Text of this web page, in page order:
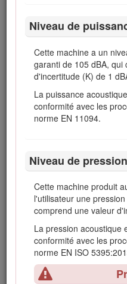
Niveau de
Cette machine a un
garanti de 105 dBA,
d'incertitude (K) de 1
La puissance
conformité avec les
norme EN 11094.
Niveau de
Cette machine produit
l'utilisateur une
comprend une valeur
La pression acoustique
conformité avec les
norme EN ISO
général méritant une
pertinentes. Pour plus de
la Déclaration de
séparément.
L'état de Californie
comme susceptibles de
malformations
Vous commettez une
Code des ressources
cette machine dans une